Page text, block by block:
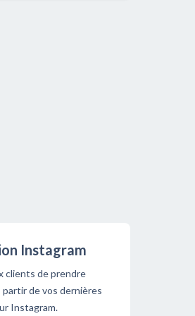
Instagram
clients de prendre
partir de vos dernières
Instagram.